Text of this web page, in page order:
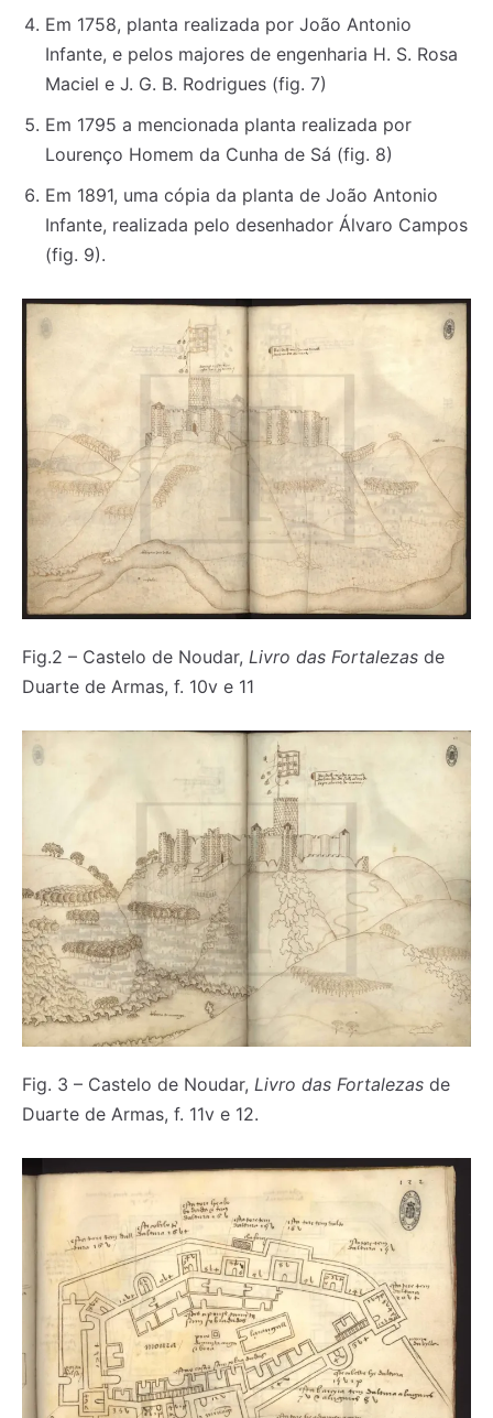
Em 1758, planta realizada por João Antonio
Infante, e pelos majores de engenharia H. S. Rosa
Maciel e J. G. B. Rodrigues (fig. 7)
Em 1795 a mencionada planta realizada por
Lourenço Homem da Cunha de Sá (fig. 8)
Em 1891, uma cópia da planta de João Antonio
Infante, realizada pelo desenhador Álvaro Campos
(fig. 9).
Fig.2 – Castelo de Noudar, Livro das Fortalezas de
Duarte de Armas, f. 10v e 11
Fig. 3 – Castelo de Noudar, Livro das Fortalezas de
Duarte de Armas, f. 11v e 12.